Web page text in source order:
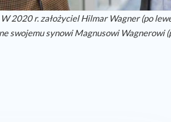
2020 r. założyciel Hilmar Wagner (po
swojemu synowi Magnusowi Wagnerowi